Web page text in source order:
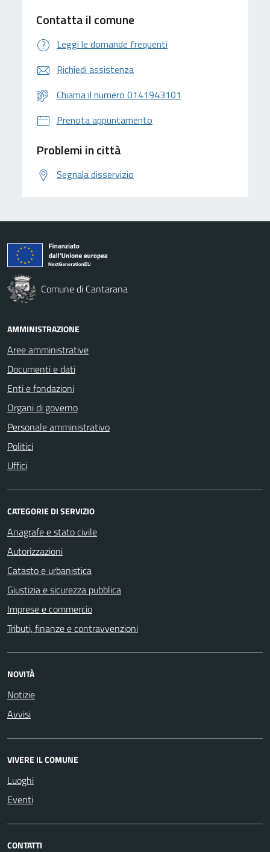
Contatta il comune
Leggi le domande frequenti
Richiedi assistenza
Chiama il numero 0141943101
Prenota appuntamento
Problemi in città
Segnala disservizio
Comune di Cantarana
AMMINISTRAZIONE
Aree amministrative
Documenti e dati
Enti e fondazioni
Organi di governo
Personale amministrativo
Politici
Uffici
CATEGORIE DI SERVIZIO
Anagrafe e stato civile
Autorizzazioni
Catasto e urbanistica
Giustizia e sicurezza pubblica
Imprese e commercio
Tributi, finanze e contravvenzioni
NOVITÀ
Notizie
Avvisi
VIVERE IL COMUNE
Luoghi
Eventi
CONTATTI